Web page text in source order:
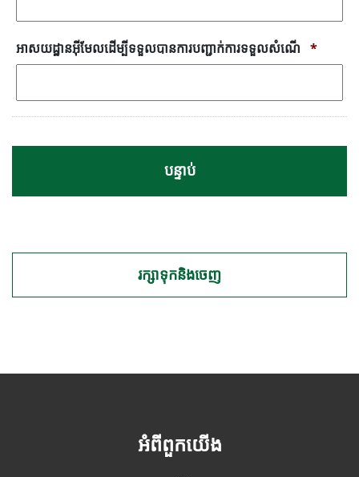
អាសយដ្ឋានអ៊ីមែលដើម្បីទទួលបានការបញ្ជាក់ការទទួលសំណើ *
រក្សាទុកនិងចេញ
អំពីពួកយើង